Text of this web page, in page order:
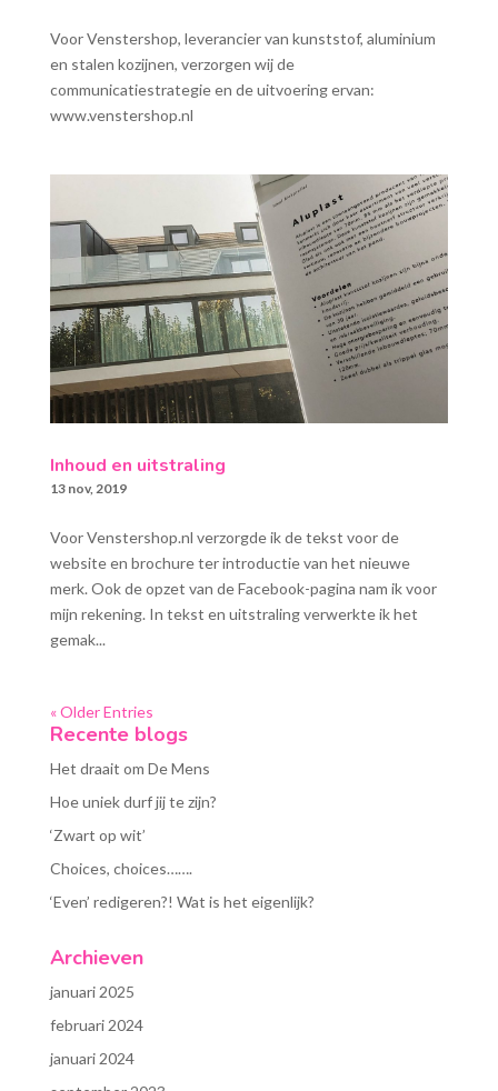
Voor Venstershop, leverancier van kunststof, aluminium
en stalen kozijnen, verzorgen wij de
communicatiestrategie en de uitvoering ervan:
www.venstershop.nl
Inhoud en uitstraling
13 nov, 2019
Voor Venstershop.nl verzorgde ik de tekst voor de
website en brochure ter introductie van het nieuwe
merk. Ook de opzet van de Facebook-pagina nam ik voor
mijn rekening. In tekst en uitstraling verwerkte ik het
gemak...
« Older Entries
Recente blogs
Het draait om De Mens
Hoe uniek durf jij te zijn?
‘Zwart op wit’
Choices, choices…….
‘Even’ redigeren?! Wat is het eigenlijk?
Archieven
januari 2025
februari 2024
januari 2024